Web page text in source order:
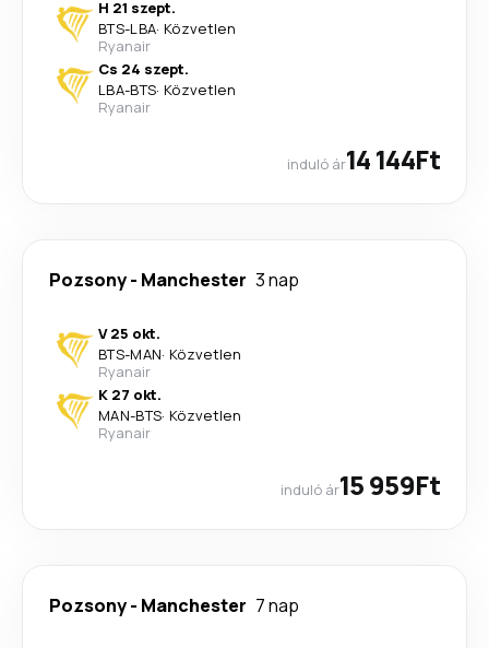
H 21 szept.
BTS-LBA· Közvetlen
Ryanair
Cs 24 szept.
LBA-BTS· Közvetlen
Ryanair
induló ár14 144Ft
Pozsony- Manchester 3 nap
V 25 okt.
BTS-MAN· Közvetlen
Ryanair
K 27 okt.
MAN-BTS· Közvetlen
Ryanair
induló ár15 959Ft
Pozsony- Manchester 7 nap